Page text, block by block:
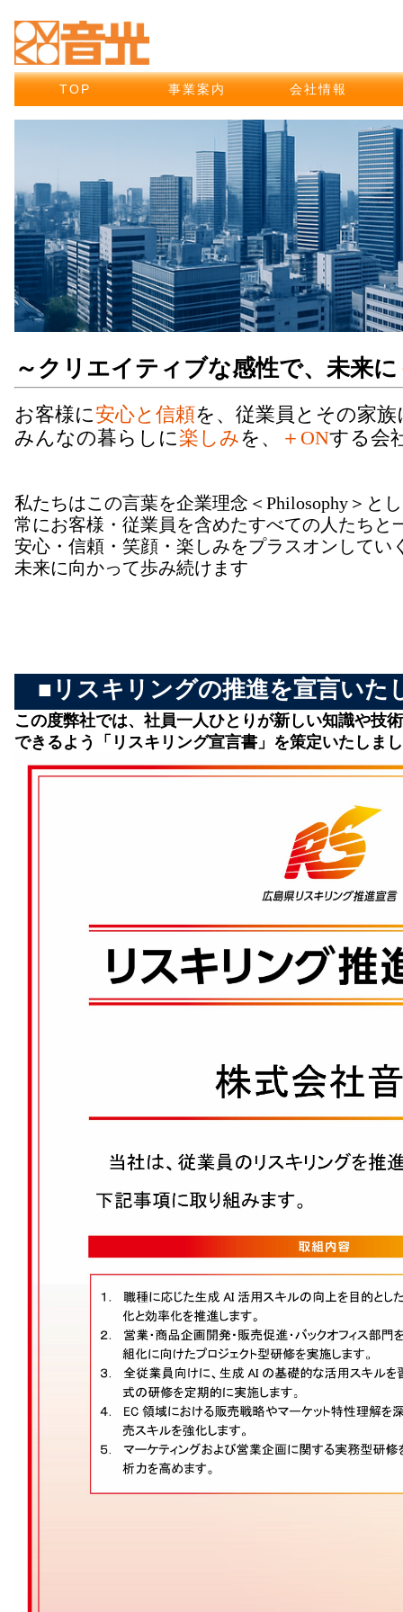
TOP 事業案内 会社情報
～クリエイティブな感性で、未来に
お客様に安心と信頼を、従業員とその家族
みんなの暮らしに楽しみを、 ＋ONする会
私たちはこの言葉を企業理念＜Philosophy＞と
常にお客様・従業員を含めたすべての人たちと
安心・信頼・笑顔・楽しみをプラスオンしてい
未来に向かって歩み続けます
■リスキリングの推進を宣言いた
この度弊社では、社員一人ひとりが新しい知識や技
できるよう「リスキリング宣言書」を策定いたしま